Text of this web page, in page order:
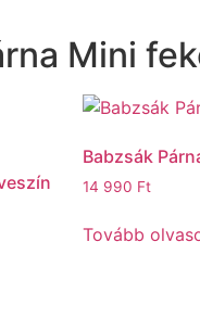
Mini
Babzsák
14 990 Ft
Tovább